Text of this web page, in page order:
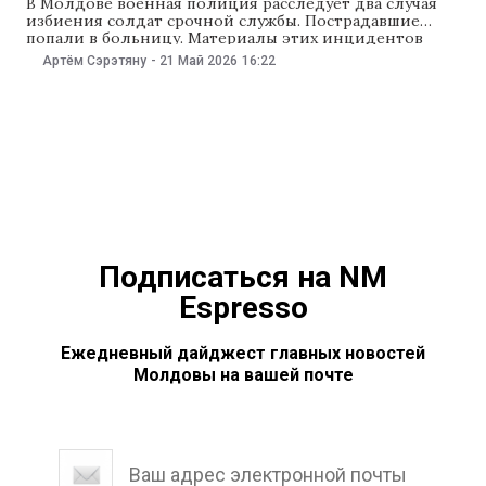
избиения солдат срочной службы. Пострадавшие
попали в больницу. Материалы этих инцидентов
передали для рассмотрения в прокуратуру. Об этом
IPN 21 мая сообщили представители министерства
Артём Сэрэтяну - 21 Май 2026 16:22
Подписаться на NM
Espresso
Ежедневный дайджест главных новостей
Молдовы на вашей почте